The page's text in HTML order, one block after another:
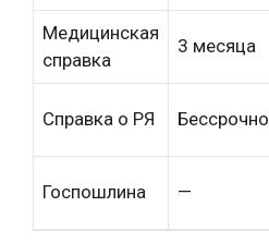
Медицинская
справка
3 месяца
Справка о РЯ Бессрочно
Госпошлина —